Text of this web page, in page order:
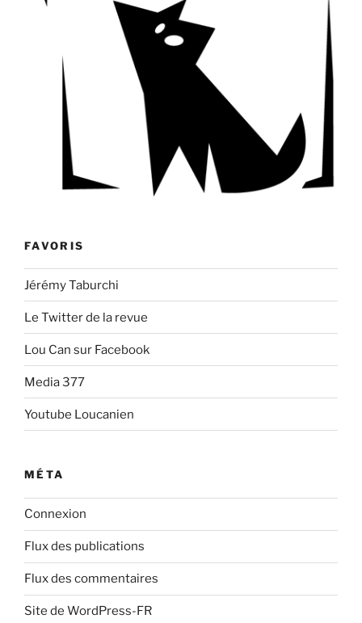
FAVORIS
Jérémy Taburchi
Le Twitter de la revue
Lou Can sur Facebook
Media 377
Youtube Loucanien
MÉTA
Connexion
Flux des publications
Flux des commentaires
Site de WordPress-FR